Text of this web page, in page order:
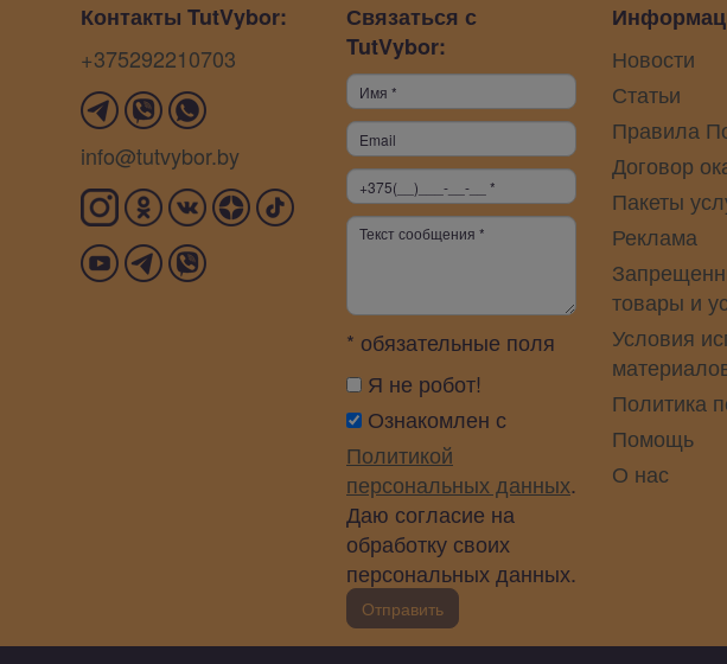
Контакты TutVybor:
+375292210703
info@tutvybor.by
Связаться с
TutVybor:
* обязательные поля
Я не робот!
Ознакомлен с
Политикой
персональных данных.
Даю согласие на
обработку своих
персональных данных.
Отправить
Новости
Статьи
Правила
Договор
Пакеты
Реклама
товары и
Условия
Политика
Помощь
О нас